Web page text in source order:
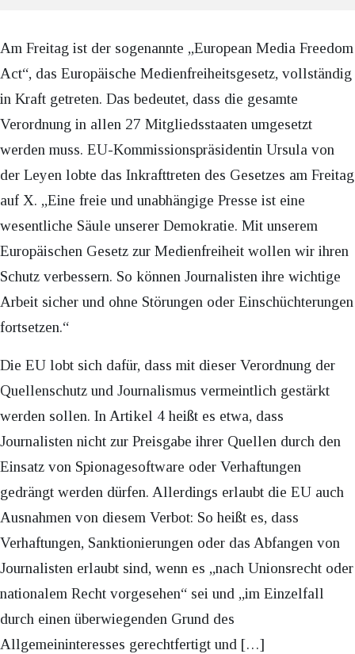
Am Freitag ist der sogenannte „European Media Freedom
Act“, das Europäische Medienfreiheitsgesetz, vollständig
in Kraft getreten. Das bedeutet, dass die gesamte
Verordnung in allen 27 Mitgliedsstaaten umgesetzt
werden muss. EU-Kommissionspräsidentin Ursula von
der Leyen lobte das Inkrafttreten des Gesetzes am Freitag
auf X. „Eine freie und unabhängige Presse ist eine
wesentliche Säule unserer Demokratie. Mit unserem
Europäischen Gesetz zur Medienfreiheit wollen wir ihren
Schutz verbessern. So können Journalisten ihre wichtige
Arbeit sicher und ohne Störungen oder Einschüchterungen
fortsetzen.“
Die EU lobt sich dafür, dass mit dieser Verordnung der
Quellenschutz und Journalismus vermeintlich gestärkt
werden sollen. In Artikel 4 heißt es etwa, dass
Journalisten nicht zur Preisgabe ihrer Quellen durch den
Einsatz von Spionagesoftware oder Verhaftungen
gedrängt werden dürfen. Allerdings erlaubt die EU auch
Ausnahmen von diesem Verbot: So heißt es, dass
Verhaftungen, Sanktionierungen oder das Abfangen von
Journalisten erlaubt sind, wenn es „nach Unionsrecht oder
nationalem Recht vorgesehen“ sei und „im Einzelfall
durch einen überwiegenden Grund des
Allgemeininteresses gerechtfertigt und […]